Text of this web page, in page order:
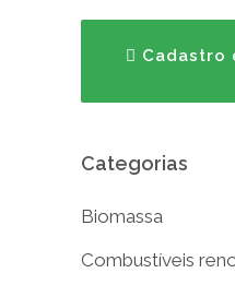
Cadastro
Categorias
Biomassa
Combustíveis